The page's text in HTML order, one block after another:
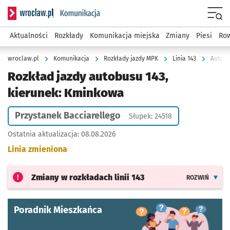
Serwis informacyjny wroclaw.pl podserwis: Komunikacja
Aktualności Rozkłady Komunikacja miejska Zmiany Piesi
wroclaw.pl Komunikacja Rozkłady jazdy MPK Linia 143
Rozkład jazdy autobusu 143,
kierunek: Kminkowa
Przystanek Bacciarellego Słupek: 24518
Ostatnia aktualizacja: 08.08.2026
Linia zmieniona
Zmiany w rozkładach linii 143 ROZWIŃ
Poradnik Mieszkańca